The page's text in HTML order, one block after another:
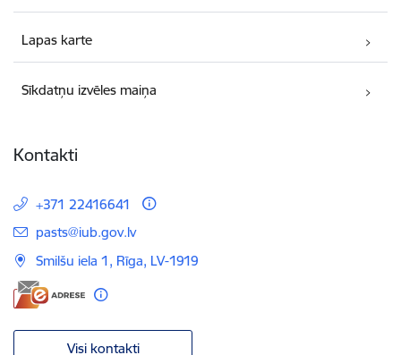
Lapas karte
Sīkdatņu izvēles maiņa
Kontakti
+371 22416641
E-pasts:
pasts@iub.gov.lv
Smilšu iela 1, Rīga, LV-1919
Visi kontakti